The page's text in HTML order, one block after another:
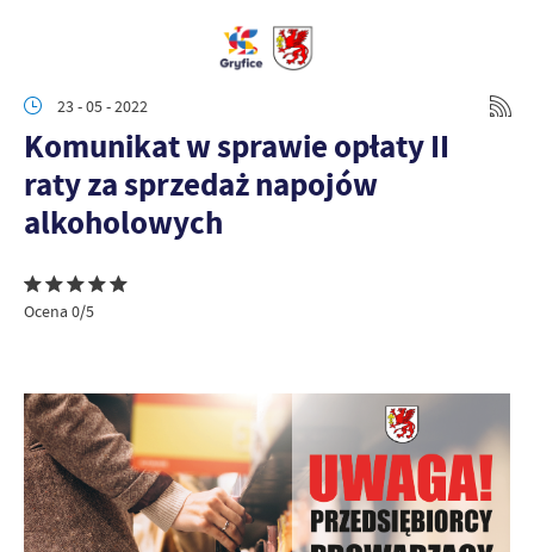
23 - 05 - 2022
Komunikat w sprawie opłaty II
raty za sprzedaż napojów
alkoholowych
Ocena 0/5